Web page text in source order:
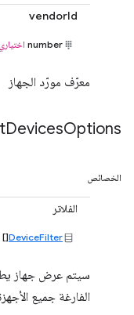
vendorId
number اختياري
معرّف مورّد الجهاز
DevicesOptions
الخصائص
الفلاتر
DeviceFilter
[]
سيتم عرض جهاز
الفارغة جميع